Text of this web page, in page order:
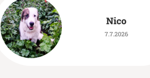
Nico
7.7.2026